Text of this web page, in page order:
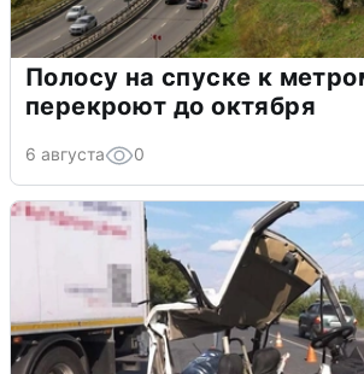
Полосу на спуске к
перекроют до октября
6 августа 0